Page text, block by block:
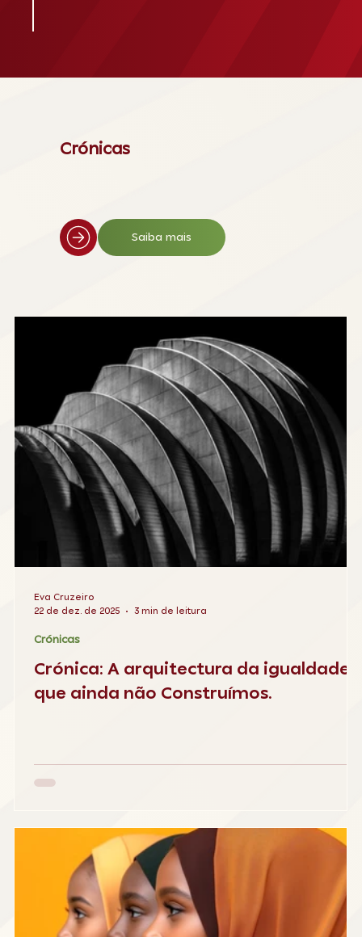
Crónicas
Crónica: A arquitectura da igualdade
que ainda não Construímos.
Crónicas
Eva Cruzeiro
22 de dez. de 2025
3 min de leitura